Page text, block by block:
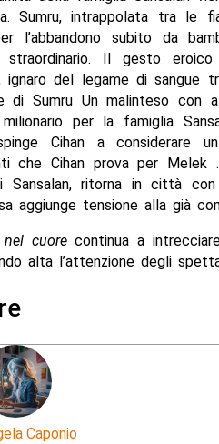
Sumru, intrappolata tra le
l’abbandono subito da
straordinario. Il gesto
ignaro del legame di
di Sumru Un malinteso con
per la famiglia
Cihan a considerare
che Cihan prova per Melek
Sansalan, ritorna in città
aggiunge tensione alla già
cuorecontinua a
alta l’attenzione degli
Caponio